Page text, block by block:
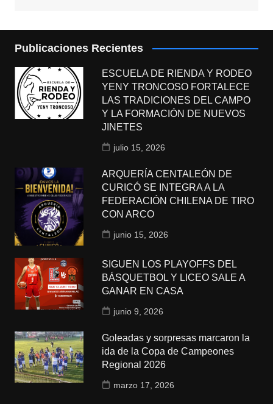
Publicaciones Recientes
ESCUELA DE RIENDA Y RODEO
YENY TRONCOSO FORTALECE
LAS TRADICIONES DEL CAMPO
Y LA FORMACIÓN DE NUEVOS
JINETES
julio 15, 2026
ARQUERÍA CENTALEÓN DE
CURICÓ SE INTEGRA A LA
FEDERACIÓN CHILENA DE TIRO
CON ARCO
junio 15, 2026
SIGUEN LOS PLAYOFFS DEL
BÁSQUETBOL Y LICEO SALE A
GANAR EN CASA
junio 9, 2026
Goleadas y sorpresas marcaron la
ida de la Copa de Campeones
Regional 2026
marzo 17, 2026